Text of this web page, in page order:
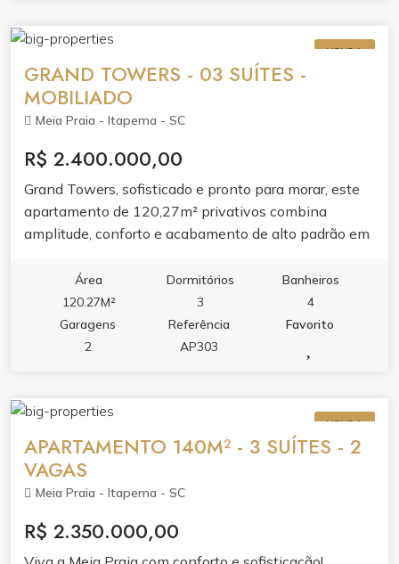
VENDA
GRAND TOWERS - 03 SUÍTES -
MOBILIADO
Meia Praia - Itapema - SC
R$ 2.400.000,00
Grand Towers, sofisticado e pronto para morar, este
apartamento de 120,27m² privativos combina
amplitude, conforto e acabamento de alto padrão em
Área
120.27M²
Dormitórios
3
Banheiros
4
Garagens
2
Referência
AP303
Favorito
VENDA
APARTAMENTO 140M² - 3 SUÍTES - 2
VAGAS
Meia Praia - Itapema - SC
R$ 2.350.000,00